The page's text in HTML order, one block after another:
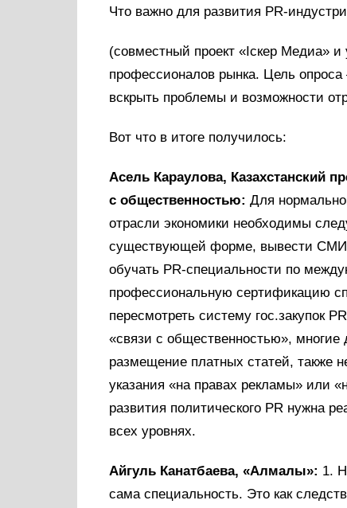
Что важно для развития PR-
(совместный проект «Iскер Медиа»
профессионалов рынка. Цель
вскрыть проблемы и возможности
Вот что в итоге получилось:
Асель Караулова, Казахстанский
с общественностью: Для
отрасли экономики необходимы
существующей форме, вывести СМИ
обучать PR-специальности по
профессиональную сертификацию
пересмотреть систему гос.закупок
«связи с общественностью»,
размещение платных статей, также
указания «на правах рекламы» или
развития политического PR нужна
всех уровнях.
Айгуль Канатбаева, «Алмалы»: 1.
сама специальность. Это как